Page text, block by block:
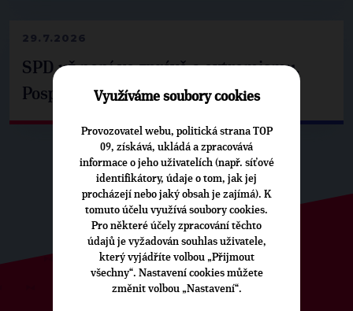
29.7.2026
SPD už není ve zprávě o extremismu.
Pospíšil: Je tu pachuť
Využíváme soubory cookies
Provozovatel webu, politická strana TOP
09, získává, ukládá a zpracovává
informace o jeho uživatelích (např. síťové
identifikátory, údaje o tom, jak jej
procházejí nebo jaký obsah je zajímá). K
tomuto účelu využívá soubory cookies.
Pro některé účely zpracování těchto
údajů je vyžadován souhlas uživatele,
který vyjádříte volbou „Přijmout
všechny“. Nastavení cookies můžete
změnit volbou „Nastavení“.